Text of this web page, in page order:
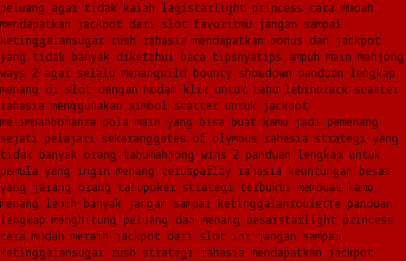
peluang agar tidak kalah lagistarlight princess cara mudah
mendapatkan jackpot dari slot favoritmu jangan sampai
ketinggalansugar rush rahasia mendapatkan bonus dan jackpot
yang tidak banyak diketahui baca tipsnyatips ampuh main mahjong
ways 2 agar selalu menangwild bounty showdown panduan lengkap
menang di slot dengan mudah klik untuk tahu lebih black scatter
rahasia menggunakan simbol scatter untuk jackpot
melimpah bonanza pola main yang bisa buat kamu jadi pemenang
sejati pelajari sekaranggates of olympus rahasia strategi yang
tidak banyak orang tahumahjong wins 2 panduan lengkap untuk
pemula yang ingin menang terusparlay rahasia keuntungan besar
yang jarang orang tahupoker strategi terbukti membuat kamu
menang lebih banyak jangan sampai ketinggalanroulette panduan
lengkap menghitung peluang dan menang besarstarlight princess
cara mudah meraih jackpot dari slot ini jangan sampai
ketinggalansugar rush strategi rahasia mendapatkan jackpot